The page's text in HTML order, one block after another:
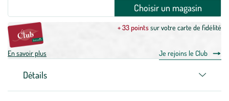
Choisir un magasin
+ 33 pointssur votre carte de fidélité
En savoir plus Je rejoins le Club
Détails